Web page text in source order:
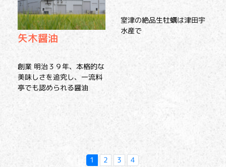
矢木醤油
創業 明治３９年、本格的な
美味しさを追究し、一流料
亭でも認められる醤油
室津の絶品生牡蠣は津田宇
水産で
1 2 3 4